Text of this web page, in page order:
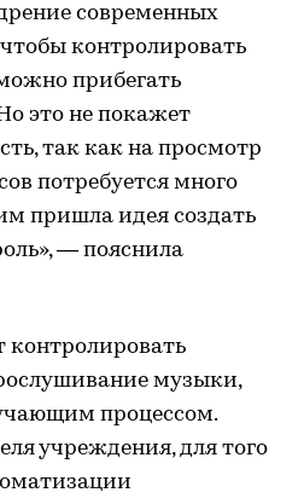
современных
контролировать
прибегать
это не покажет
так как на просмотр
потребуется много
пришла идея создать
— пояснила
контролировать
музыки,
процессом.
учреждения, для того